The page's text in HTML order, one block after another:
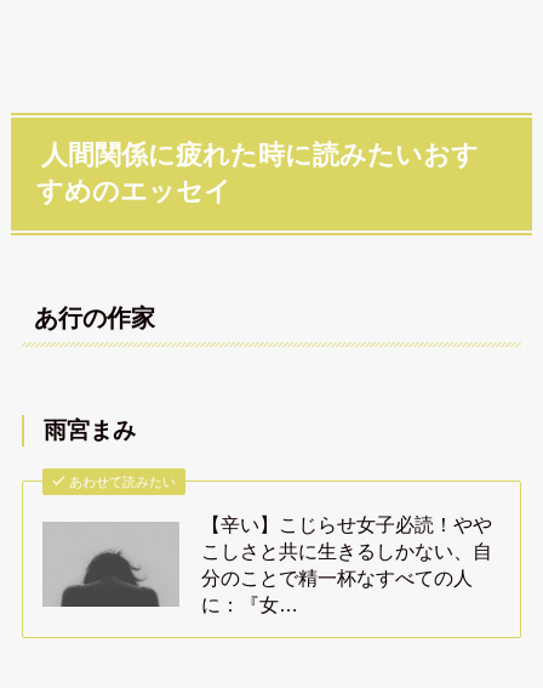
人間関係に疲れた時に読みたいおす
すめのエッセイ
あ行の作家
雨宮まみ
あわせて読みたい
【辛い】こじらせ女子必読！やや
こしさと共に生きるしかない、自
分のことで精一杯なすべての人
に：『女…